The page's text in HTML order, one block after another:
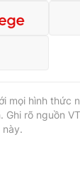
mọi hình thức
Ghi rõ nguồn